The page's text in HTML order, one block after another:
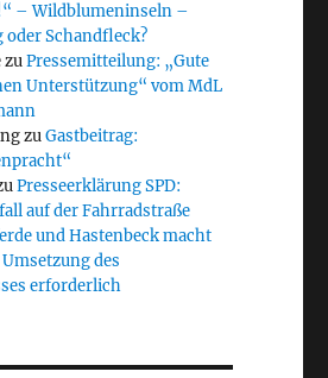
– Wildblumeninseln –
oder Schandfleck?
zuPressemitteilung: „Gute
Unterstützung“ vom MdL
zuGastbeitrag:
Presseerklärung SPD:
auf der Fahrradstraße
und Hastenbeck macht
des
erforderlich